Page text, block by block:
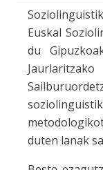
Euskal
du
duten lanak